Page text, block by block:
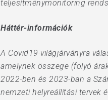
teljesítménymonitoring
Háttér-információk
A Covid19-világjárványra
amelynek összege (folyó
2022-ben és 2023-ban a
nemzeti helyreállítási tervek